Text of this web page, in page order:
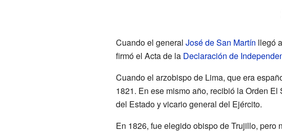
Cuando el general José de San Martín llegó
firmó el Acta de la Declaración de
Cuando el arzobispo de Lima, que era
1821. En ese mismo año, recibió la Orden
del Estado y vicario general del Ejército.
En 1826, fue elegido obispo de Trujillo,